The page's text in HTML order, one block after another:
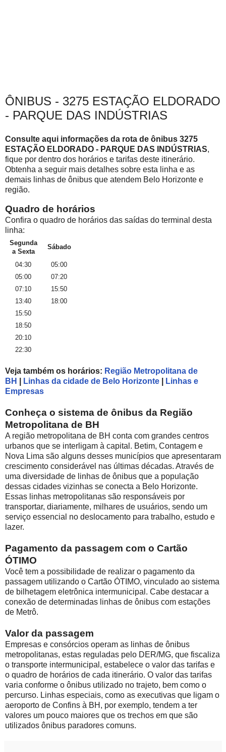
ÔNIBUS - 3275 ESTAÇÃO ELDORADO
- PARQUE DAS INDÚSTRIAS
Consulte aqui informações da rota de ônibus 3275
ESTAÇÃO ELDORADO - PARQUE DAS INDÚSTRIAS,
fique por dentro dos horários e tarifas deste itinerário.
Obtenha a seguir mais detalhes sobre esta linha e as
demais linhas de ônibus que atendem Belo Horizonte e
região.
Quadro de horários
Confira o quadro de horários das saídas do terminal desta
linha:
Segunda
a Sexta
Sábado
04:30
05:00
05:00
07:20
07:10
15:50
13:40
18:00
15:50
18:50
20:10
22:30
Veja também os horários: Região Metropolitana de
BH
Linhas da cidade de Belo Horizonte
Linhas e
Empresas
Conheça o sistema de ônibus da Região
Metropolitana de BH
A região metropolitana de BH conta com grandes centros
urbanos que se interligam à capital. Betim, Contagem e
Nova Lima são alguns desses municípios que apresentaram
crescimento considerável nas últimas décadas. Através de
uma diversidade de linhas de ônibus que a população
dessas cidades vizinhas se conecta a Belo Horizonte.
Essas linhas metropolitanas são responsáveis por
transportar, diariamente, milhares de usuários, sendo um
serviço essencial no deslocamento para trabalho, estudo e
lazer.
Pagamento da passagem com o Cartão
ÓTIMO
Você tem a possibilidade de realizar o pagamento da
passagem utilizando o Cartão ÓTIMO, vinculado ao sistema
de bilhetagem eletrônica intermunicipal. Cabe destacar a
conexão de determinadas linhas de ônibus com estações
de Metrô.
Valor da passagem
Empresas e consórcios operam as linhas de ônibus
metropolitanas, estas reguladas pelo DER/MG, que fiscaliza
o transporte intermunicipal, estabelece o valor das tarifas e
o quadro de horários de cada itinerário. O valor das tarifas
varia conforme o ônibus utilizado no trajeto, bem como o
percurso. Linhas especiais, como as executivas que ligam o
aeroporto de Confins à BH, por exemplo, tendem a ter
valores um pouco maiores que os trechos em que são
utilizados ônibus paradores comuns.